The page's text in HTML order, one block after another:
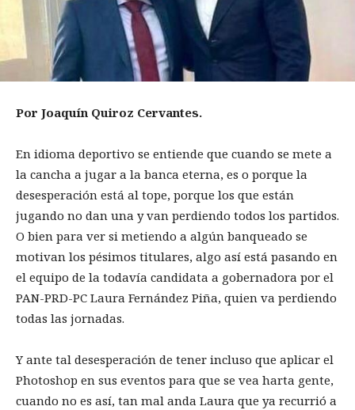
Por Joaquín Quiroz Cervantes.
En idioma deportivo se entiende que cuando se mete a
la cancha a jugar a la banca eterna, es o porque la
desesperación está al tope, porque los que están
jugando no dan una y van perdiendo todos los partidos.
O bien para ver si metiendo a algún banqueado se
motivan los pésimos titulares, algo así está pasando en
el equipo de la todavía candidata a gobernadora por el
PAN-PRD-PC Laura Fernández Piña, quien va perdiendo
todas las jornadas.
Y ante tal desesperación de tener incluso que aplicar el
Photoshop en sus eventos para que se vea harta gente,
cuando no es así, tan mal anda Laura que ya recurrió a